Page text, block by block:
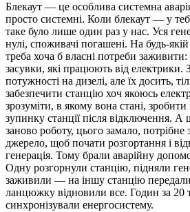
Блекаут — це особлива системна
просто системні. Коли блекаут — у
таке було лише один раз у нас. Уся
нулі, споживачі погашені. На будь-якій
треба хоча б власні потреби
засувки, які працюють від електрики.
потужності на дизелі, але їх досить,
забезпечити станцію хоч якоюсь
зрозуміти, в якому вона стані,
зупинку станції після відключення. А
заново роботу, цього замало, потрібне
джерело, щоб почати розгортання і
генерація. Тому брали аварійну
Одну розгорнули станцію, підняли
заживили — на іншу станцію
ланцюжку відновили все. Годин за 20
синхронізували енергосистему.